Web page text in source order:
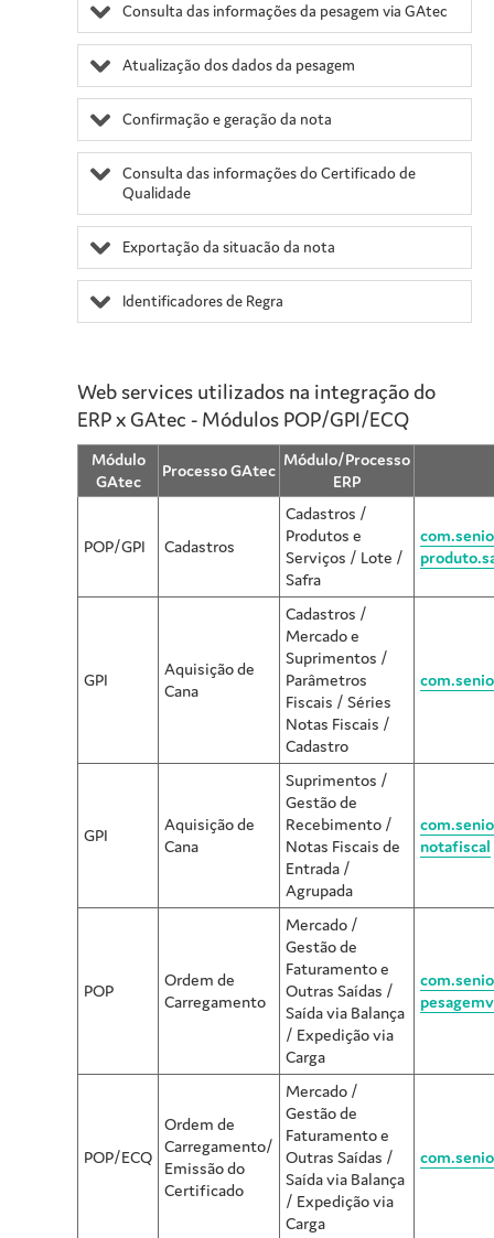
Consulta das informações da pesagem via GAtec
Atualização dos dados da pesagem
Confirmação e geração da nota
Consulta das informações do Certificado de
Qualidade
Exportação da situacão da nota
Identificadores de Regra
Web services utilizados na integração do
ERP x GAtec - Módulos POP/GPI/ECQ
Módulo
GAtec
Processo GAtec
Módulo/Processo
ERP
POP/GPI Cadastros
Cadastros /
Produtos e
Serviços / Lote /
Safra
GPI
Aquisição de
Cana
Cadastros /
Mercado e
Suprimentos /
Parâmetros
Fiscais / Séries
Notas Fiscais /
Cadastro
GPI
Aquisição de
Cana
Suprimentos /
Gestão de
Recebimento /
Notas Fiscais de
Entrada /
Agrupada
notafiscal
POP
Ordem de
Carregamento
Mercado /
Gestão de
Faturamento e
Outras Saídas /
Saída via Balança
/ Expedição via
Carga
POP/ECQ
Ordem de
Carregamento/
Emissão do
Certificado
Mercado /
Gestão de
Faturamento e
Outras Saídas /
Saída via Balança
/ Expedição via
Carga